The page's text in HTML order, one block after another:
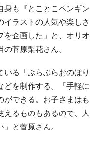
身も『とことこペンギン
ラストの人気や楽しさ
を企画した」と、オリオ
菅原梨花さん。
る「ぶらぶらおのぼり
どを制作する。「手軽に
ができる。お子さまはも
えるものもあるので、大
と菅原さん。